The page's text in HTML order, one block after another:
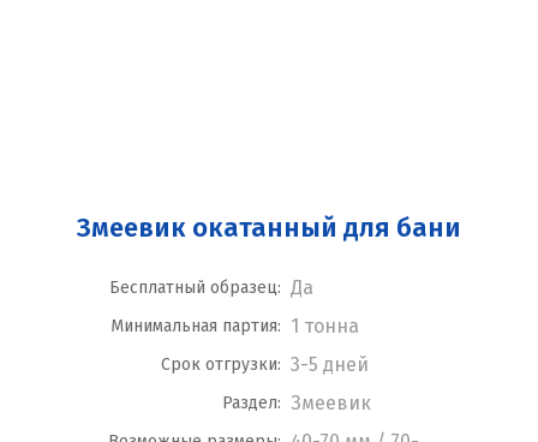
Змеевик окатанный для бани
Бесплатный образец: Да
Минимальная партия: 1 тонна
Срок отгрузки: 3-5 дней
Раздел: Змеевик